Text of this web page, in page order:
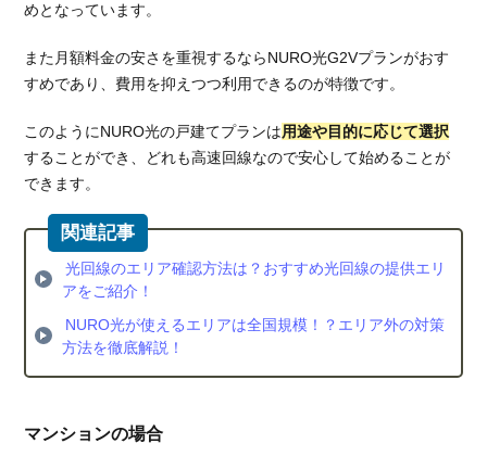
めとなっています。
また月額料金の安さを重視するならNURO光G2Vプランがおす
すめであり、費用を抑えつつ利用できるのが特徴です。
このようにNURO光の戸建てプランは用途や目的に応じて選択
することができ、どれも高速回線なので安心して始めることが
できます。
光回線のエリア確認方法は？おすすめ光回線の提供エリ
アをご紹介！
NURO光が使えるエリアは全国規模！？エリア外の対策
方法を徹底解説！
マンションの場合